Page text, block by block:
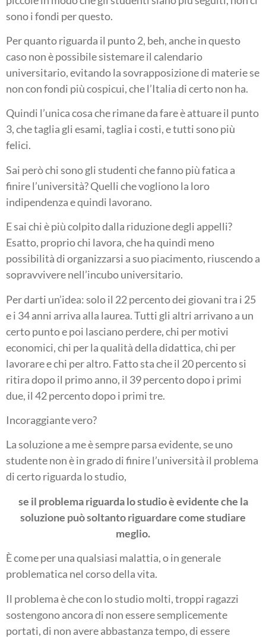
sono i fondi per questo.
Per quanto riguarda il punto 2, beh, anche in questo
caso non è possibile sistemare il calendario
universitario, evitando la sovrapposizione di materie se
non con fondi più cospicui, che l’Italia di certo non ha.
Quindi l’unica cosa che rimane da fare è attuare il punto
3, che taglia gli esami, taglia i costi, e tutti sono più
felici.
Sai però chi sono gli studenti che fanno più fatica a
finire l’università? Quelli che vogliono la loro
indipendenza e quindi lavorano.
E sai chi è più colpito dalla riduzione degli appelli?
Esatto, proprio chi lavora, che ha quindi meno
possibilità di organizzarsi a suo piacimento, riuscendo a
sopravvivere nell’incubo universitario.
Per darti un’idea: solo il 22 percento dei giovani tra i 25
e i 34 anni arriva alla laurea. Tutti gli altri arrivano a un
certo punto e poi lasciano perdere, chi per motivi
economici, chi per la qualità della didattica, chi per
lavorare e chi per altro. Fatto sta che il 20 percento si
ritira dopo il primo anno, il 39 percento dopo i primi
due, il 42 percento dopo i primi tre.
Incoraggiante vero?
La soluzione a me è sempre parsa evidente, se uno
studente non è in grado di finire l’università il problema
di certo riguarda lo studio,
se il problema riguarda lo studio è evidente che la
soluzione può soltanto riguardare come studiare
meglio.
È come per una qualsiasi malattia, o in generale
problematica nel corso della vita.
Il problema è che con lo studio molti, troppi ragazzi
sostengono ancora di non essere semplicemente
portati, di non avere abbastanza tempo, di essere